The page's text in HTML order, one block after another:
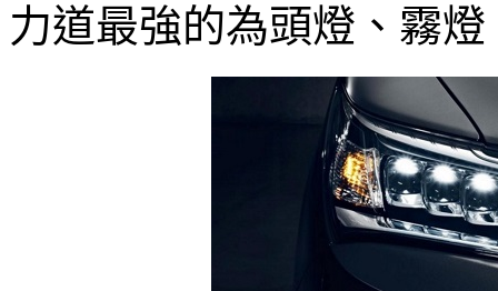
力道最強的為頭燈、霧